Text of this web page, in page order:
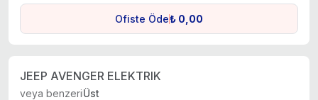
Ofiste Öde₺ 0,00
JEEP AVENGER ELEKTRIK
veya benzeriÜst